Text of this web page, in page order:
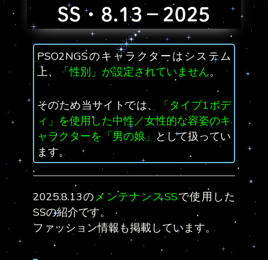
SS・8.13－2025
PSO2NGSのキャラクターはシステム
上、
「性別」が設定されていません。
そのため当サイトでは、
「タイプ1ボデ
ィ」を使用した中性／女性的な容姿のキ
ャラクターを「男の娘」 として扱ってい
ます。
2025.8.13の メンテナンスSSで使用した
SSの紹介です。
ファッション情報も掲載しています。